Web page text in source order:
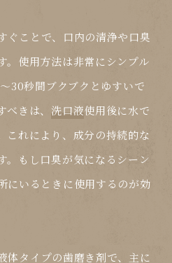
ぐことで、口内の清浄や口臭
。使用方法は非常にシンプル
30秒間ブクブクとゆすいで
べきは、洗口液使用後に水で
これにより、成分の持続的な
。もし口臭が気になるシーン
にいるときに使用するのが効
体タイプの歯磨き剤で、主に